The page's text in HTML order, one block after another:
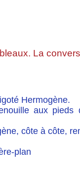
La
Hermogène.
aux pieds
côte à côte,
plan